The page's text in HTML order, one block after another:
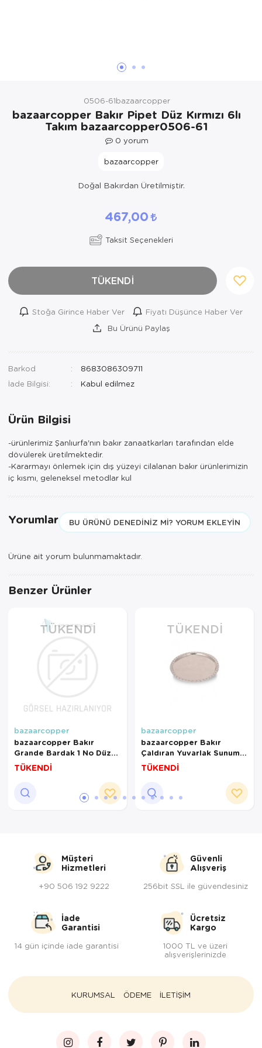
0506-61bazaarcopper
bazaarcopper Bakır Pipet Düz Kırmızı 6lı
Takım bazaarcopper0506-61
0 yorum
bazaarcopper
Doğal Bakırdan Üretilmiştir.
467,00
Taksit Seçenekleri
TÜKENDİ
Stoğa Girince Haber Ver
Fiyatı Düşünce Haber Ver
Bu Ürünü Paylaş
Barkod
8683086309711
İade Bilgisi:
Ürün Bilgisi
-ürünlerimiz Şanlıurfa'nın bakır zanaatkarları tarafından elde
dövülerek üretilmektedir.
-Kararmayı önlemek için dış yüzeyi cilalanan bakır ürünlerimizin
iç kısmı, geleneksel metodlar kul
Yorumlar BU ÜRÜNÜ DENEDINIZ MI? YORUM EKLEYIN
Ürüne ait yorum bulunmamaktadır.
Benzer Ürünler
TÜKENDI
bazaarcopper
bazaarcopper Bakır
Grande Bardak 1 No Düz
500 Ml 6lı Takım Oksit
bazaarcopper0498-63
TÜKENDİ
TÜKENDI
bazaarcopper
bazaarcopper Bakır
Çaldıran Yuvarlak Sunum
Tepsi 34 Cm El Dövme
Nikel bazaarcopper5843-
TÜKENDİ
Müşteri
Hizmetleri
+90 506 192 9222
Güvenli
Alışveriş
256bit SSL ile güvendesiniz
İade
Garantisi
14 gün içinde iade garantisi
Ücretsiz
Kargo
1000 TL ve üzeri
alışverişlerinizde
KURUMSAL ÖDEME İLETİŞİM